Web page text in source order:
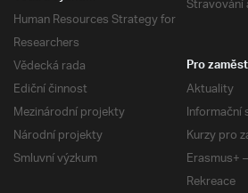
Human Resources Strategy for
Researchers
Vědecká rada
Ediční činnost
Mezinárodní projekty
Národní projekty
Smluvní výzkum
Pro
Aktuality
Kurzy pro
Erasmus+
Rekreace